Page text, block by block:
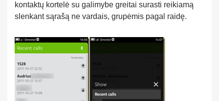
kontaktų kortelė su galimybe greitai surasti reikiamą
slenkant sąrašą ne vardais, grupėmis pagal raidę.